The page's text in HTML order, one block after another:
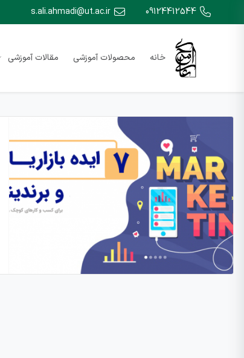
09124412544
s.ali.ahmadi@ut.ac.ir
خانه محصولات آموزشی مقالات آموزشی